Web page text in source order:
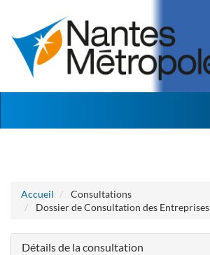
Accueil
Consultations
Dossier de Consultation des Entreprises
Détails de la consultation